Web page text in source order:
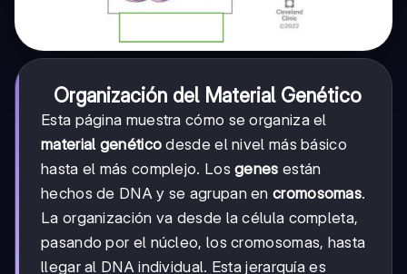
Organización del Material Genético
Esta página muestra cómo se organiza el
material genético desde el nivel más básico
hasta el más complejo. Losgenes están
hechos de DNA y se agrupan encromosomas.
La organización va desde la célula completa,
pasando por el núcleo, los cromosomas, hasta
llegar al DNA individual. Esta jerarquía es